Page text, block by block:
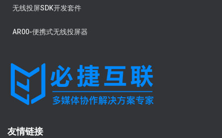
无线投屏SDK开发套件
AR00-便携式无线投屏器
友情链接